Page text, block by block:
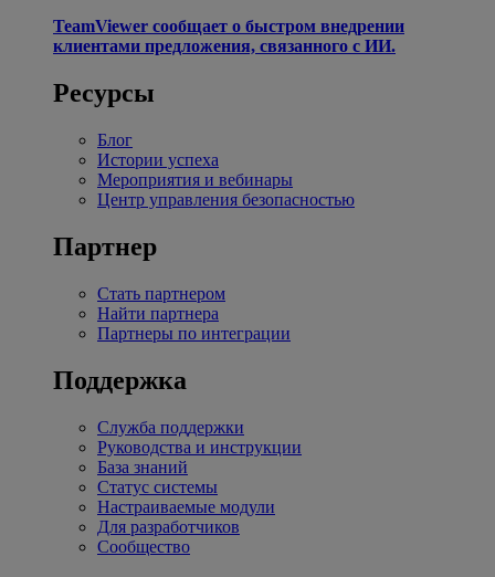
TeamViewer сообщает о быстром внедрении
клиентами предложения, связанного с ИИ.
Ресурсы
Блог
Истории успеха
Мероприятия и вебинары
Центр управления безопасностью
Партнер
Стать партнером
Найти партнера
Партнеры по интеграции
Поддержка
Служба поддержки
Руководства и инструкции
База знаний
Статус системы
Настраиваемые модули
Для разработчиков
Сообщество